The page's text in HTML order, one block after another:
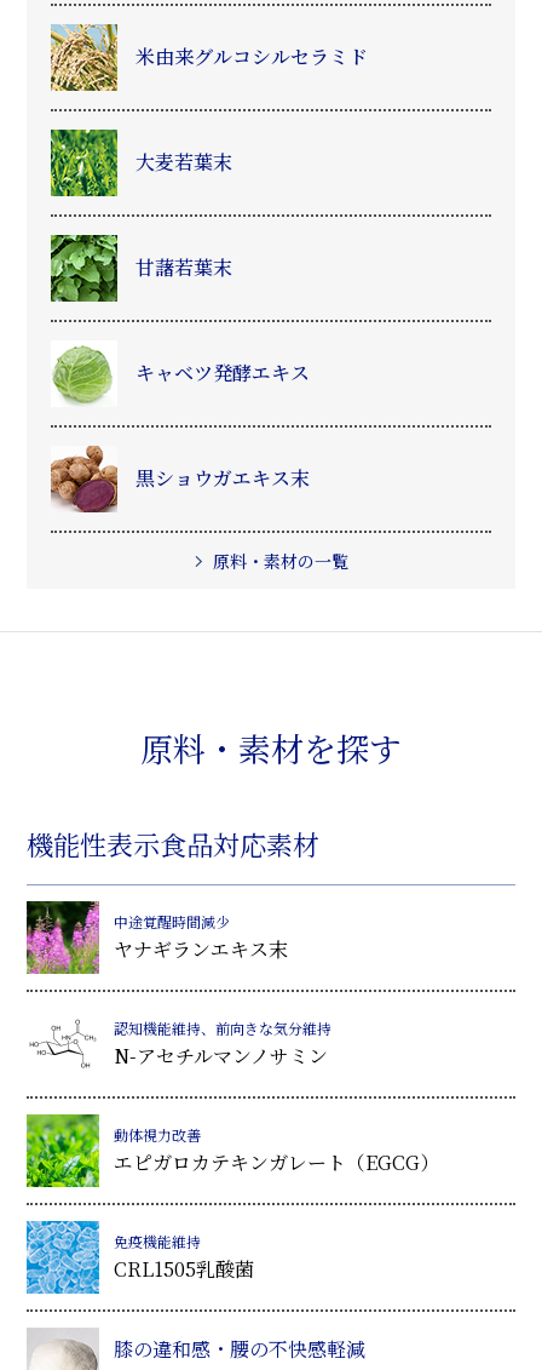
米由来グルコシルセラミド
大麦若葉末
甘藷若葉末
キャベツ発酵エキス
黒ショウガエキス末
原料・素材の一覧
原料・素材を探す
機能性表示食品対応素材
中途覚醒時間減少
ヤナギランエキス末
認知機能維持、前向きな気分維持
N-アセチルマンノサミン
動体視力改善
エピガロカテキンガレート（EGCG）
免疫機能維持
CRL1505乳酸菌
膝の違和感・腰の不快感軽減